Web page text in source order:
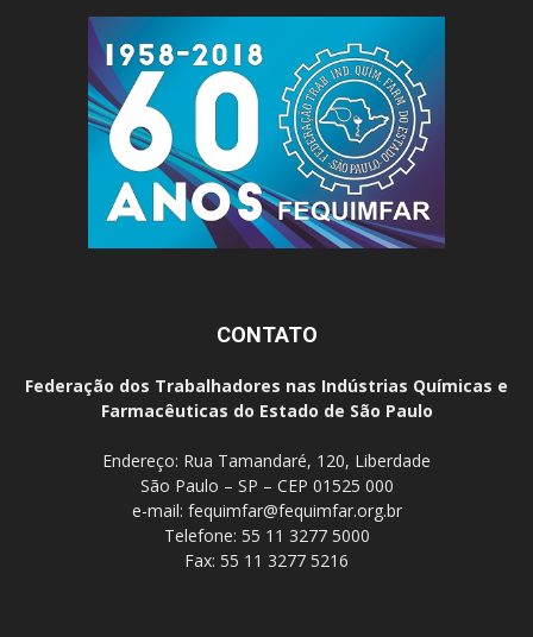
CONTATO
Federação dos Trabalhadores nas Indústrias Químicas e
Farmacêuticas do Estado de São Paulo
Endereço: Rua Tamandaré, 120, Liberdade
São Paulo – SP – CEP 01525 000
e-mail: fequimfar@fequimfar.org.br
Telefone: 55 11 3277 5000
Fax: 55 11 3277 5216